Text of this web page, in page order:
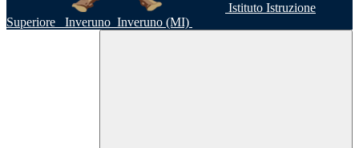
Istituto Istruzione
Superiore
Inveruno Inveruno (MI)